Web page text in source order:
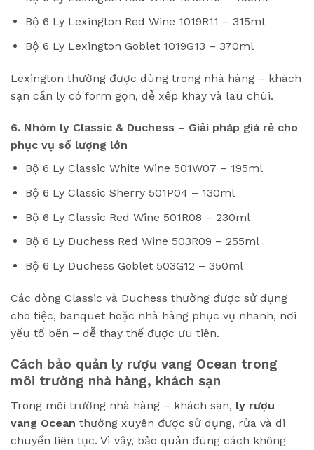
Bộ 6 Ly Lexington Red Wine 1019R11 – 315ml
Bộ 6 Ly Lexington Goblet 1019G13 – 370ml
Lexington thường được dùng trong nhà hàng – khách
sạn cần ly có form gọn, dễ xếp khay và lau chùi.
6. Nhóm ly Classic & Duchess – Giải pháp giá rẻ cho
phục vụ số lượng lớn
Bộ 6 Ly Classic White Wine 501W07 – 195ml
Bộ 6 Ly Classic Sherry 501P04 – 130ml
Bộ 6 Ly Classic Red Wine 501R08 – 230ml
Bộ 6 Ly Duchess Red Wine 503R09 – 255ml
Bộ 6 Ly Duchess Goblet 503G12 – 350ml
Các dòng Classic và Duchess thường được sử dụng
cho tiệc, banquet hoặc nhà hàng phục vụ nhanh, nơi
yếu tố bền – dễ thay thế được ưu tiên.
Cách bảo quản ly rượu vang Ocean trong
môi trường nhà hàng, khách sạn
Trong môi trường nhà hàng – khách sạn, ly rượu
vang Ocean thường xuyên được sử dụng, rửa và di
chuyển liên tục. Vì vậy, bảo quản đúng cách không